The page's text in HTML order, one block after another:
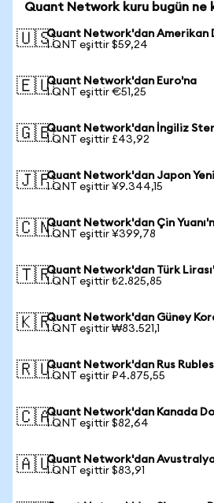
Quant Network kuru bugün ne
🇺🇸Quant Network'dan Amerikan
1 QNT eşittir $59,24
🇪🇺Quant Network'dan Euro'na
1 QNT eşittir €51,25
🇬🇧Quant Network'dan İngiliz
1 QNT eşittir £43,92
🇯🇵Quant Network'dan Japon
1 QNT eşittir ¥9.344,15
🇨🇳Quant Network'dan Çin
1 QNT eşittir ¥399,78
🇹🇷Quant Network'dan Türk
1 QNT eşittir ₺2.825,85
🇰🇷Quant Network'dan Güney
1 QNT eşittir ₩83.521,1
🇷🇺Quant Network'dan Rus
1 QNT eşittir ₽4.875,55
🇨🇦Quant Network'dan Kanada
1 QNT eşittir $82,64
🇦🇺Quant Network'dan
1 QNT eşittir $83,91